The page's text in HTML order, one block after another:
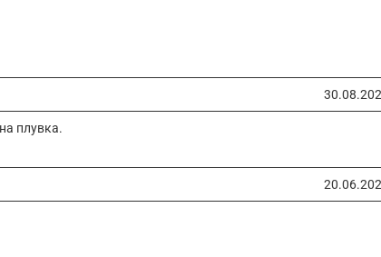
плувка.